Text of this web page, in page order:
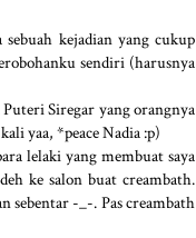
kejadian yang cukup
sendiri (harusnya
Siregar yang orangnya
yaa, *peace Nadia :p)
lelaki yang membuat saya
ke salon buat creambath.
sebentar -_-. Pas creambath